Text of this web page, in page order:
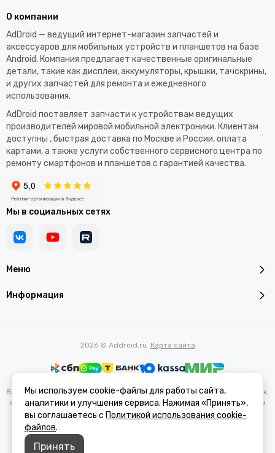
Меню
Информация
О компании
AdDroid — ведущий интернет-магазин запчастей и
аксессуаров для мобильных устройств и планшетов на базе
Android. Компания предлагает качественные оригинальные
детали, такие как дисплеи, аккумуляторы, крышки, тачскрины,
и других запчастей для ремонта и ежедневного
использования.​
AdDroid поставляет запчасти к устройствам ведущих
производителей мировой мобильной электроники. Клиентам
доступны , быстрая доставка по Москве и России, оплата
картами, а также услуги собственного сервисного центра по
ремонту смартфонов и планшетов с гарантией качества.
Мы в социальных сетях
2026 © Addroid.ru. Карта сайта
Вся представленная на сайте информация, касающаяся характеристик,
стоимости товаров и услуг, носит информационный характер и ни при
каких условиях не является публичной офертой, определяемой
положениями Статьи 437(2) Гражданского кодекса РФ.
Мы используем cookie-файлы для работы сайта,
аналитики и улучшения сервиса. Нажимая «Принять»,
вы соглашаетесь с Политикой использования cookie-
файлов.
Принять